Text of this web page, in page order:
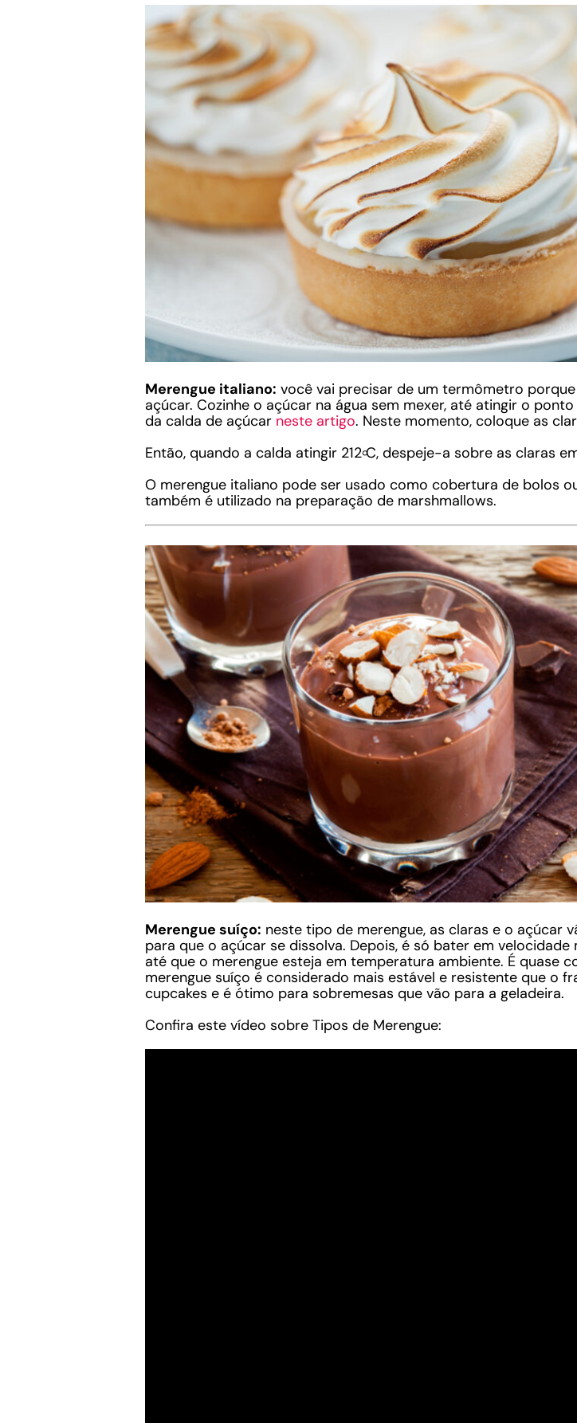
Merengue italiano: você vai precisar de um termômetro
açúcar. Cozinhe o açúcar na água sem mexer, até atingir o
da calda de açúcar neste artigo. Neste momento, coloque as
Então, quando a calda atingir 212৹C, despeje-a sobre as claras
O merengue italiano pode ser usado como cobertura de bolos
também é utilizado na preparação de marshmallows.
Merengue suíço: neste tipo de merengue, as claras e o açúcar
para que o açúcar se dissolva. Depois, é só bater em
até que o merengue esteja em temperatura ambiente. É quase
merengue suíço é considerado mais estável e resistente que o
cupcakes e é ótimo para sobremesas que vão para a geladeira.
Confira este vídeo sobre Tipos de Merengue: